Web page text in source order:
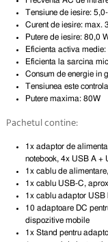
Tensiune de iesire:
Curent de iesire: max.
Putere de iesire: 80,0
Eficienta activa
Eficienta la sarcina
Consum de energie in
Tensiunea este
Putere maxima: 80W
Pachetul contine:
1x adaptor de
notebook, 4x USB A +
1x cablu de
1x cablu USB-C,
1x cablu adaptor USB
10 adaptoare DC
dispozitive mobile
1x Stand pentru